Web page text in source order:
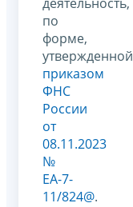
по
форме,
утвержденной
приказом
ФНС
России
от
08.11.2023
№
ЕА-7-
11/824@.